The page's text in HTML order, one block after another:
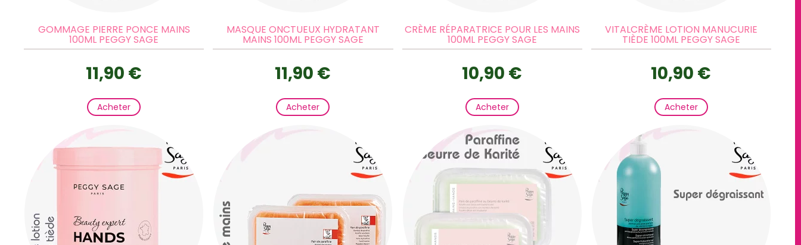
GOMMAGE PIERRE PONCE MAINS
100ML PEGGY SAGE
11,90 €
Acheter
MASQUE ONCTUEUX HYDRATANT
MAINS 100ML PEGGY SAGE
11,90 €
Acheter
CRÈME RÉPARATRICE POUR LES MAINS
100ML PEGGY SAGE
10,90 €
Acheter
VITALCRÈME LOTION MANUCURIE
TIÈDE 100ML PEGGY SAGE
10,90 €
Acheter